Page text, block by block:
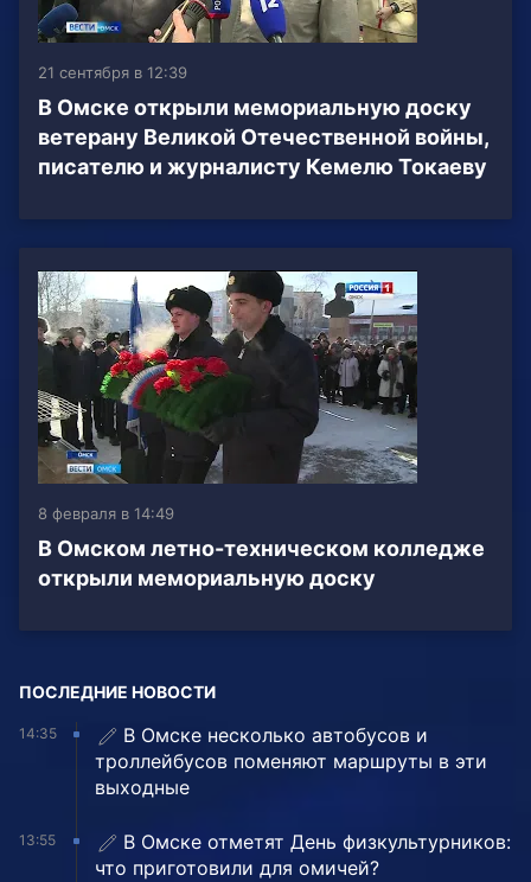
21 сентября в 12:39
В Омске открыли мемориальную доску
ветерану Великой Отечественной войны,
писателю и журналисту Кемелю Токаеву
8 февраля в 14:49
В Омском летно-техническом колледже
открыли мемориальную доску
ПОСЛЕДНИЕ НОВОСТИ
14:35
В Омске несколько автобусов и
троллейбусов поменяют маршруты в эти
выходные
13:55
В Омске отметят День физкультурников:
что приготовили для омичей?